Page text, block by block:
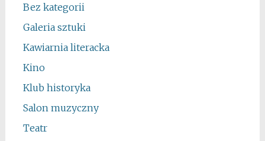
Bez kategorii
Galeria sztuki
Kawiarnia literacka
Kino
Klub historyka
Salon muzyczny
Teatr